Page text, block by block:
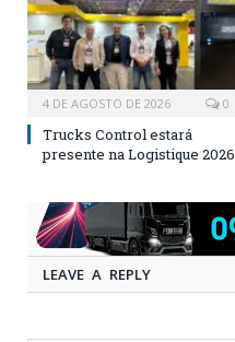
4 DE AGOSTO DE 2026 0
Trucks Control estará
presente na Logistique 2026
LEAVE A REPLY